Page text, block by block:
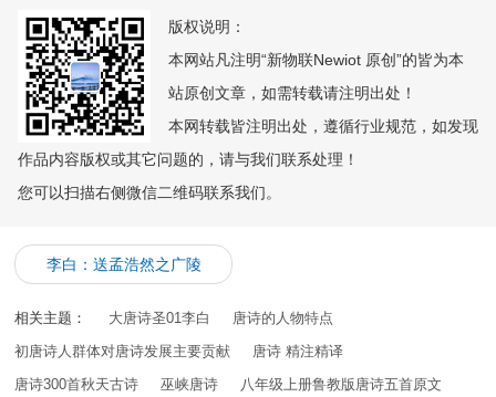
版权说明：
本网站凡注明“新物联Newiot 原创”的皆为本
站原创文章，如需转载请注明出处！
本网转载皆注明出处，遵循行业规范，如发现
作品内容版权或其它问题的，请与我们联系处理！
您可以扫描右侧微信二维码联系我们。
李白：送孟浩然之广陵
相关主题： 大唐诗圣01李白
唐诗的人物特点
初唐诗人群体对唐诗发展主要贡献
唐诗 精注精译
唐诗300首秋天古诗
巫峡唐诗
八年级上册鲁教版唐诗五首原文